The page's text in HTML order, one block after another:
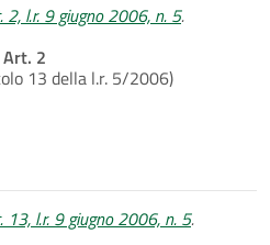
2, l.r. 9 giugno 2006, n. 5.
Art. 2
13 della l.r. 5/2006)
13, l.r. 9 giugno 2006, n. 5.